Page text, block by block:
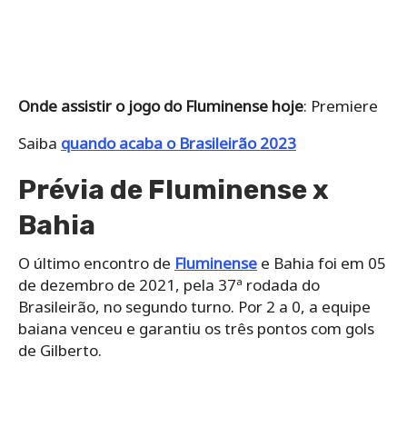
Onde assistir o jogo do Fluminense hoje: Premiere
Saiba quando acaba o Brasileirão 2023
Prévia de Fluminense x
Bahia
O último encontro de Fluminense e Bahia foi em 05
de dezembro de 2021, pela 37ª rodada do
Brasileirão, no segundo turno. Por 2 a 0, a equipe
baiana venceu e garantiu os três pontos com gols
de Gilberto.